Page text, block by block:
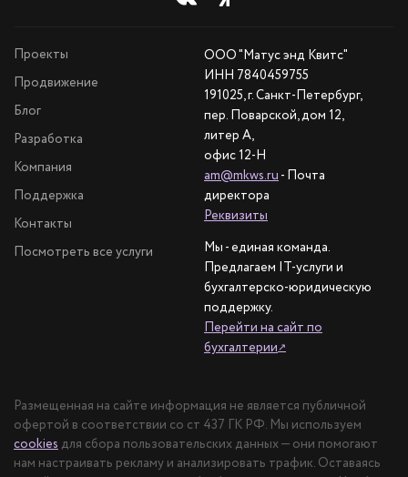
ООО "Матус энд Квитс"
ИНН 7840459755
191025, г. Санкт-Петербург,
пер. Поварской, дом 12,
литер А,
офис 12-Н
am@mkws.ru- Почта
директора
Реквизиты
Мы - единая команда.
Предлагаем IT-услуги и
бухгалтерско-юридическую
поддержку.
Перейти на сайт по
бухгалтерии↗
Проекты
Продвижение
Блог
Разработка
Компания
Поддержка
Контакты
Посмотреть все услуги
Размещенная на сайте информация не является публичной
офертой в соответствии со ст 437 ГК РФ. Мы используем
cookies для сбора пользовательских данных — они помогают
нам настраивать рекламу и анализировать трафик. Оставаясь